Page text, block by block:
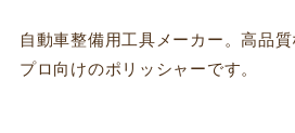
自動車整備用工具メーカー。高品
プロ向けのポリッシャーです。